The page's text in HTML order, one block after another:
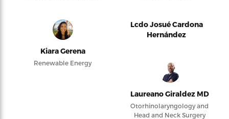
Kiara Gerena
Renewable Energy
Lcdo Josué Cardona
Hernández
Laureano Giraldez MD
Otorhinolaryngology and
Head and Neck Surgery